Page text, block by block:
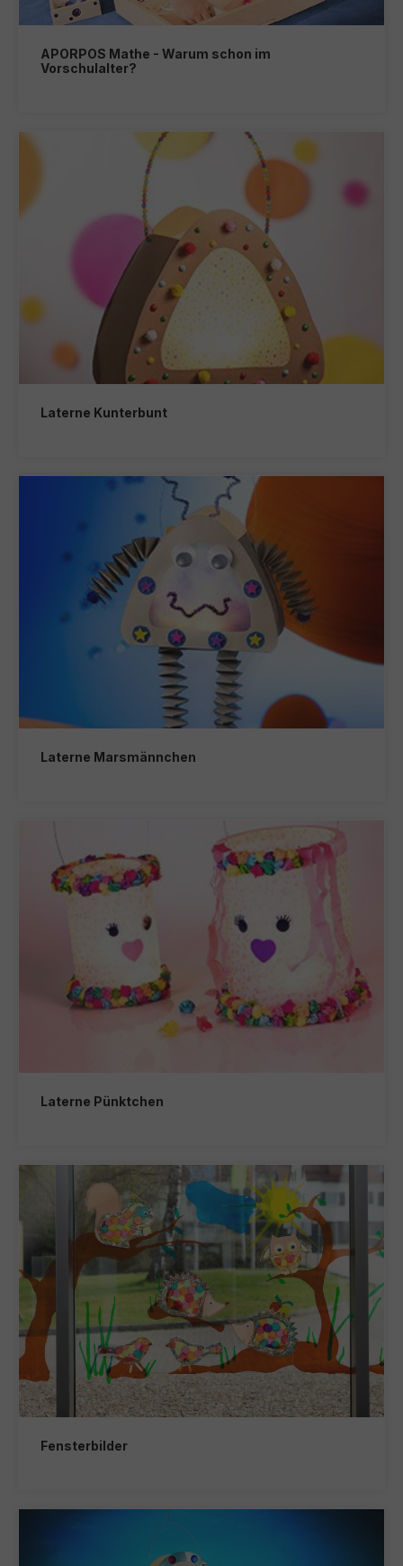
APORPOS Mathe - Warum schon im
Vorschulalter?
Laterne Kunterbunt
Laterne Marsmännchen
Laterne Pünktchen
Fensterbilder